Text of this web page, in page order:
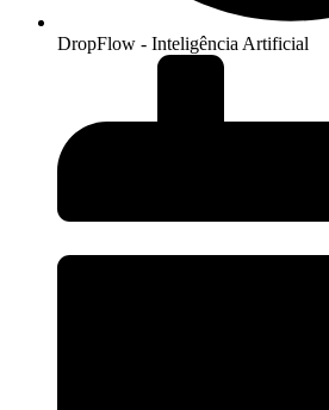
DropFlow - Inteligência Artificial